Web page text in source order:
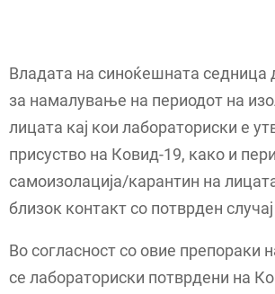
Владата на синоќешната седница
за намалување на периодот на
лицата кај кои лабораториски е
присуство на Ковид-19, како и
самоизолација/карантин на
близок контакт со потврден
Во согласност со овие препораки
се лабораториски потврдени на